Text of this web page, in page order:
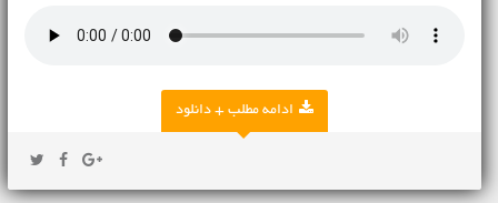
ادامه مطلب + دانلود